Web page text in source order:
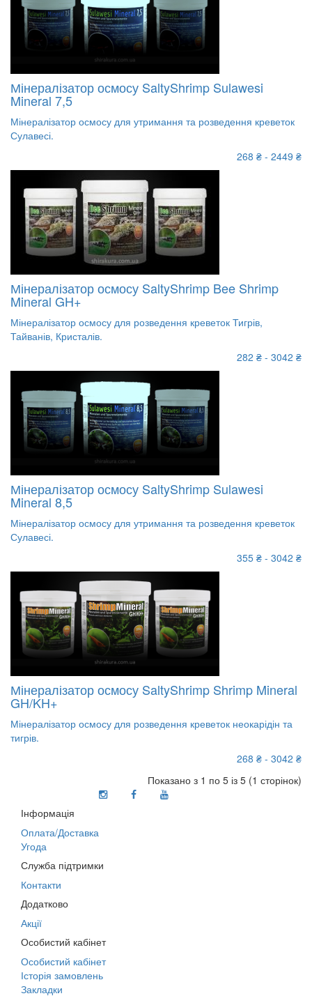
Мінералізатор осмосу SaltyShrimp Sulawesi
Mineral 7,5
Мінералізатор осмосу для утримання та розведення креветок
Сулавесі.
268 ₴ - 2449 ₴
Мінералізатор осмосу SaltyShrimp Bee Shrimp
Mineral GH+
Мінералізатор осмосу для розведення креветок Тигрів,
Тайванів, Кристалів.
282 ₴ - 3042 ₴
Мінералізатор осмосу SaltyShrimp Sulawesi
Mineral 8,5
Мінералізатор осмосу для утримання та розведення креветок
Сулавесі.
355 ₴ - 3042 ₴
Мінералізатор осмосу SaltyShrimp Shrimp Mineral
GH/KH+
Мінералізатор осмосу для розведення креветок неокарідін та
тигрів.
268 ₴ - 3042 ₴
Показано з 1 по 5 із 5 (1 сторінок)
Інформація
Оплата/Доставка
Угода
Служба підтримки
Контакти
Додатково
Акції
Особистий кабінет
Особистий кабінет
Історія замовлень
Закладки